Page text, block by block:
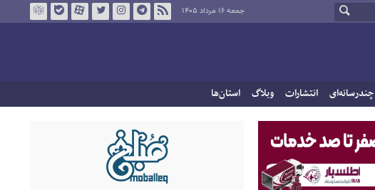
جمعه ۱۶ مرداد ۱۴۰۵
چندرسانه‌ای انتشارات وبلاگ استان‌ها